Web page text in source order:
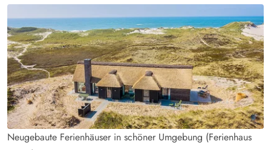
Neugebaute Ferienhäuser in schöner Umgebung (Ferienhaus